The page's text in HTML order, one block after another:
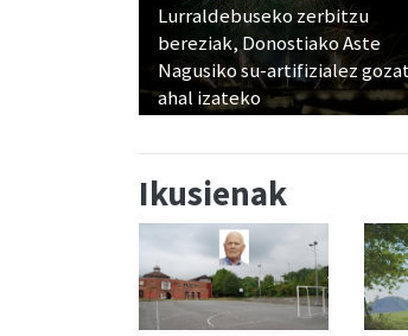
Lurraldebuseko zerbitzu
bereziak, Donostiako Aste
Nagusiko su-artifizialez
ahal izateko
Ikusienak